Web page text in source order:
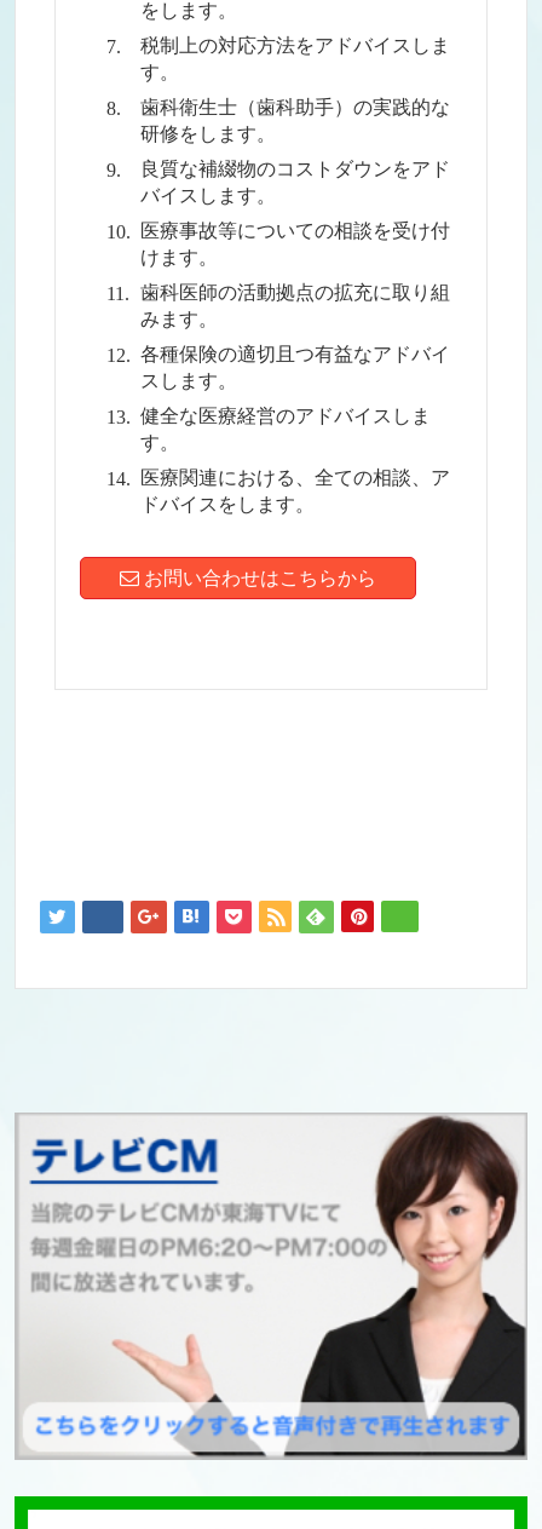
をします。
税制上の対応方法をアドバイスしま
す。
歯科衛生士（歯科助手）の実践的な
研修をします。
良質な補綴物のコストダウンをアド
バイスします。
医療事故等についての相談を受け付
けます。
歯科医師の活動拠点の拡充に取り組
みます。
各種保険の適切且つ有益なアドバイ
スします。
健全な医療経営のアドバイスしま
す。
医療関連における、全ての相談、ア
ドバイスをします。
お問い合わせはこちらから